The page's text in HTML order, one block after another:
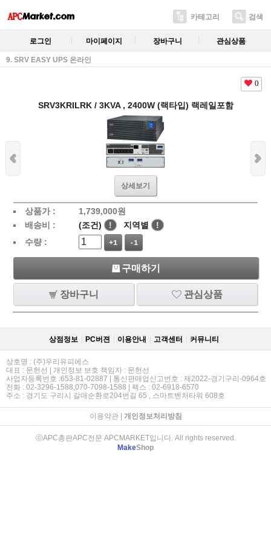
카테고리 검색
로그인 마이페이지 장바구니 관심상품
9. SRV EASY UPS 온라인
0
SRV3KRILRK / 3KVA , 2400W (랙타입) 랙레일포함
상세보기
상품가 : 1,739,000원
배송비 :
(조건) ! 지역별
!
수량 :
+1 -1
구매하기
장바구니 관심상품
상점정보 PC버젼 이용안내 고객센터 커뮤니티
상호명 : (주)우리유피에스
대표 : 문헌선 | 개인정보 보호 책임자 : 문헌선
사업자등록번호 :653-81-02887 | 통신판매업신고번호 : 제2022-경기구리-0964호
전화 : 02-3296-1588,070-7098-1588 | 팩스 : 02-6918-6570
주소 : 경기도 구리시 갈매순환로204번길 65 , 스마트벤처타워 608호
이용약관| 개인정보처리방침
ⓒAPC총판APC전문 APCMARKET입니다. All rights reserved.
MakeShop